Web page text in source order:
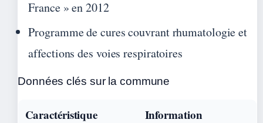
France » en 2012
Programme de cures couvrant rhumatologie et
affections des voies respiratoires
Données clés sur la commune
Caractéristique Information